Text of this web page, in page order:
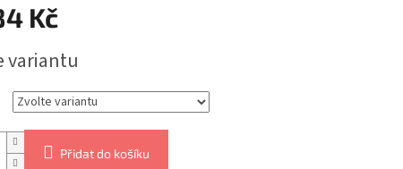
Kč
variantu
Přidat do košíku